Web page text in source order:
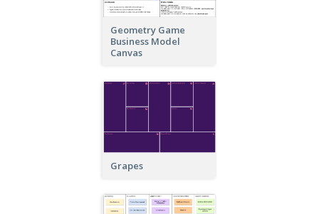
Geometry Game
Business Model
Canvas
Grapes